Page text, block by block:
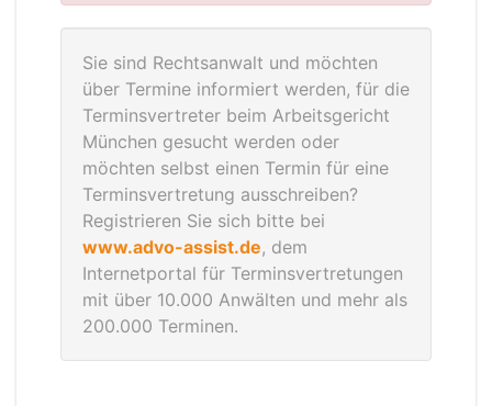
Sie sind Rechtsanwalt und möchten
über Termine informiert werden, für die
Terminsvertreter beim Arbeitsgericht
München gesucht werden oder
möchten selbst einen Termin für eine
Terminsvertretung ausschreiben?
Registrieren Sie sich bitte bei
www.advo-assist.de, dem
Internetportal für Terminsvertretungen
mit über 10.000 Anwälten und mehr als
200.000 Terminen.